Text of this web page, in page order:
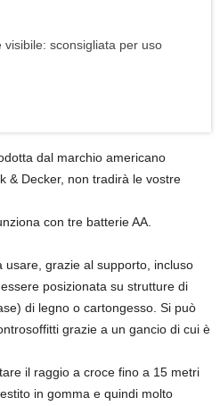
visibile: sconsigliata per uso
dal marchio americano
& Decker, non tradirà le vostre
con tre batterie AA.
usare, grazie al supporto, incluso
posizionata su strutture di
di legno o cartongesso. Si può
grazie a un gancio di cui è
il raggio a croce fino a 15 metri
in gomma e quindi molto